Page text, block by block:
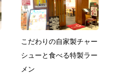
こだわりの自家製チャー
シューと食べる特製ラー
メン